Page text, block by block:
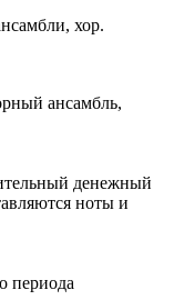
хор.
ансамбль,
денежный
ноты и
периода